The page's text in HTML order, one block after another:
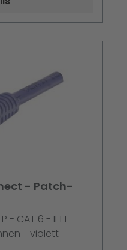
- Patch-
- CAT 6 - IEEE
- violett